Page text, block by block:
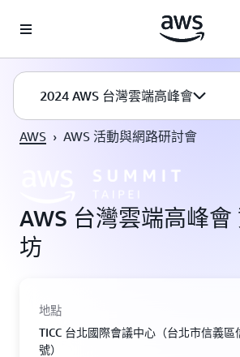
2024 AWS 台灣雲端高峰會
AWS › AWS 活動與網路研討會
AWS 台灣雲端高峰會
坊
地點
TICC 台北國際會議中心（台北市信義區
號）